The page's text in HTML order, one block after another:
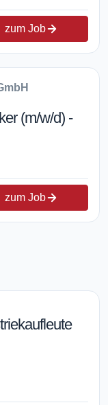
zum Job
(m/w/d) -
zum Job